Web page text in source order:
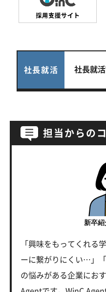
社長就活 社長就
担当からの
「興味をもってくれる
ーに繋がりにくい…」
の悩みがある企業にお
新卒紹